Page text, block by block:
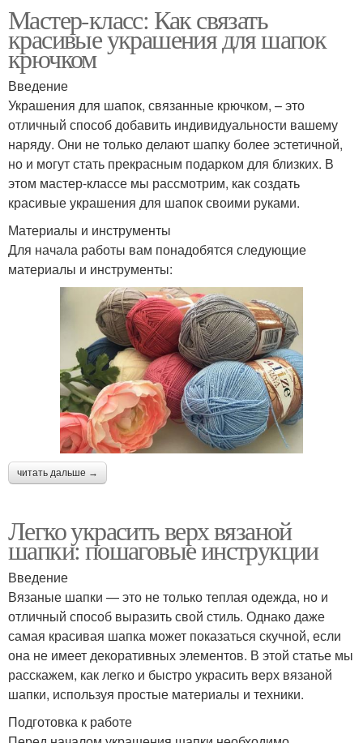
Мастер-класс: Как связать
красивые украшения для шапок
крючком
Введение
Украшения для шапок, связанные крючком, – это
отличный способ добавить индивидуальности вашему
наряду. Они не только делают шапку более эстетичной,
но и могут стать прекрасным подарком для близких. В
этом мастер-классе мы рассмотрим, как создать
красивые украшения для шапок своими руками.
Материалы и инструменты
Для начала работы вам понадобятся следующие
материалы и инструменты:
читать дальше →
Легко украсить верх вязаной
шапки: пошаговые инструкции
Введение
Вязаные шапки — это не только теплая одежда, но и
отличный способ выразить свой стиль. Однако даже
самая красивая шапка может показаться скучной, если
она не имеет декоративных элементов. В этой статье мы
расскажем, как легко и быстро украсить верх вязаной
шапки, используя простые материалы и техники.
Подготовка к работе